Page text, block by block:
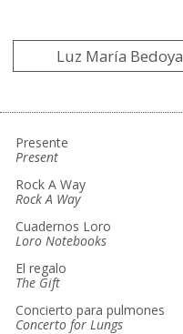
Luz María Bedoya
Presente
Present
Rock A Way
Rock A Way
Cuadernos Loro
Loro Notebooks
El regalo
The Gift
Concierto para pulmones
Concerto for Lungs